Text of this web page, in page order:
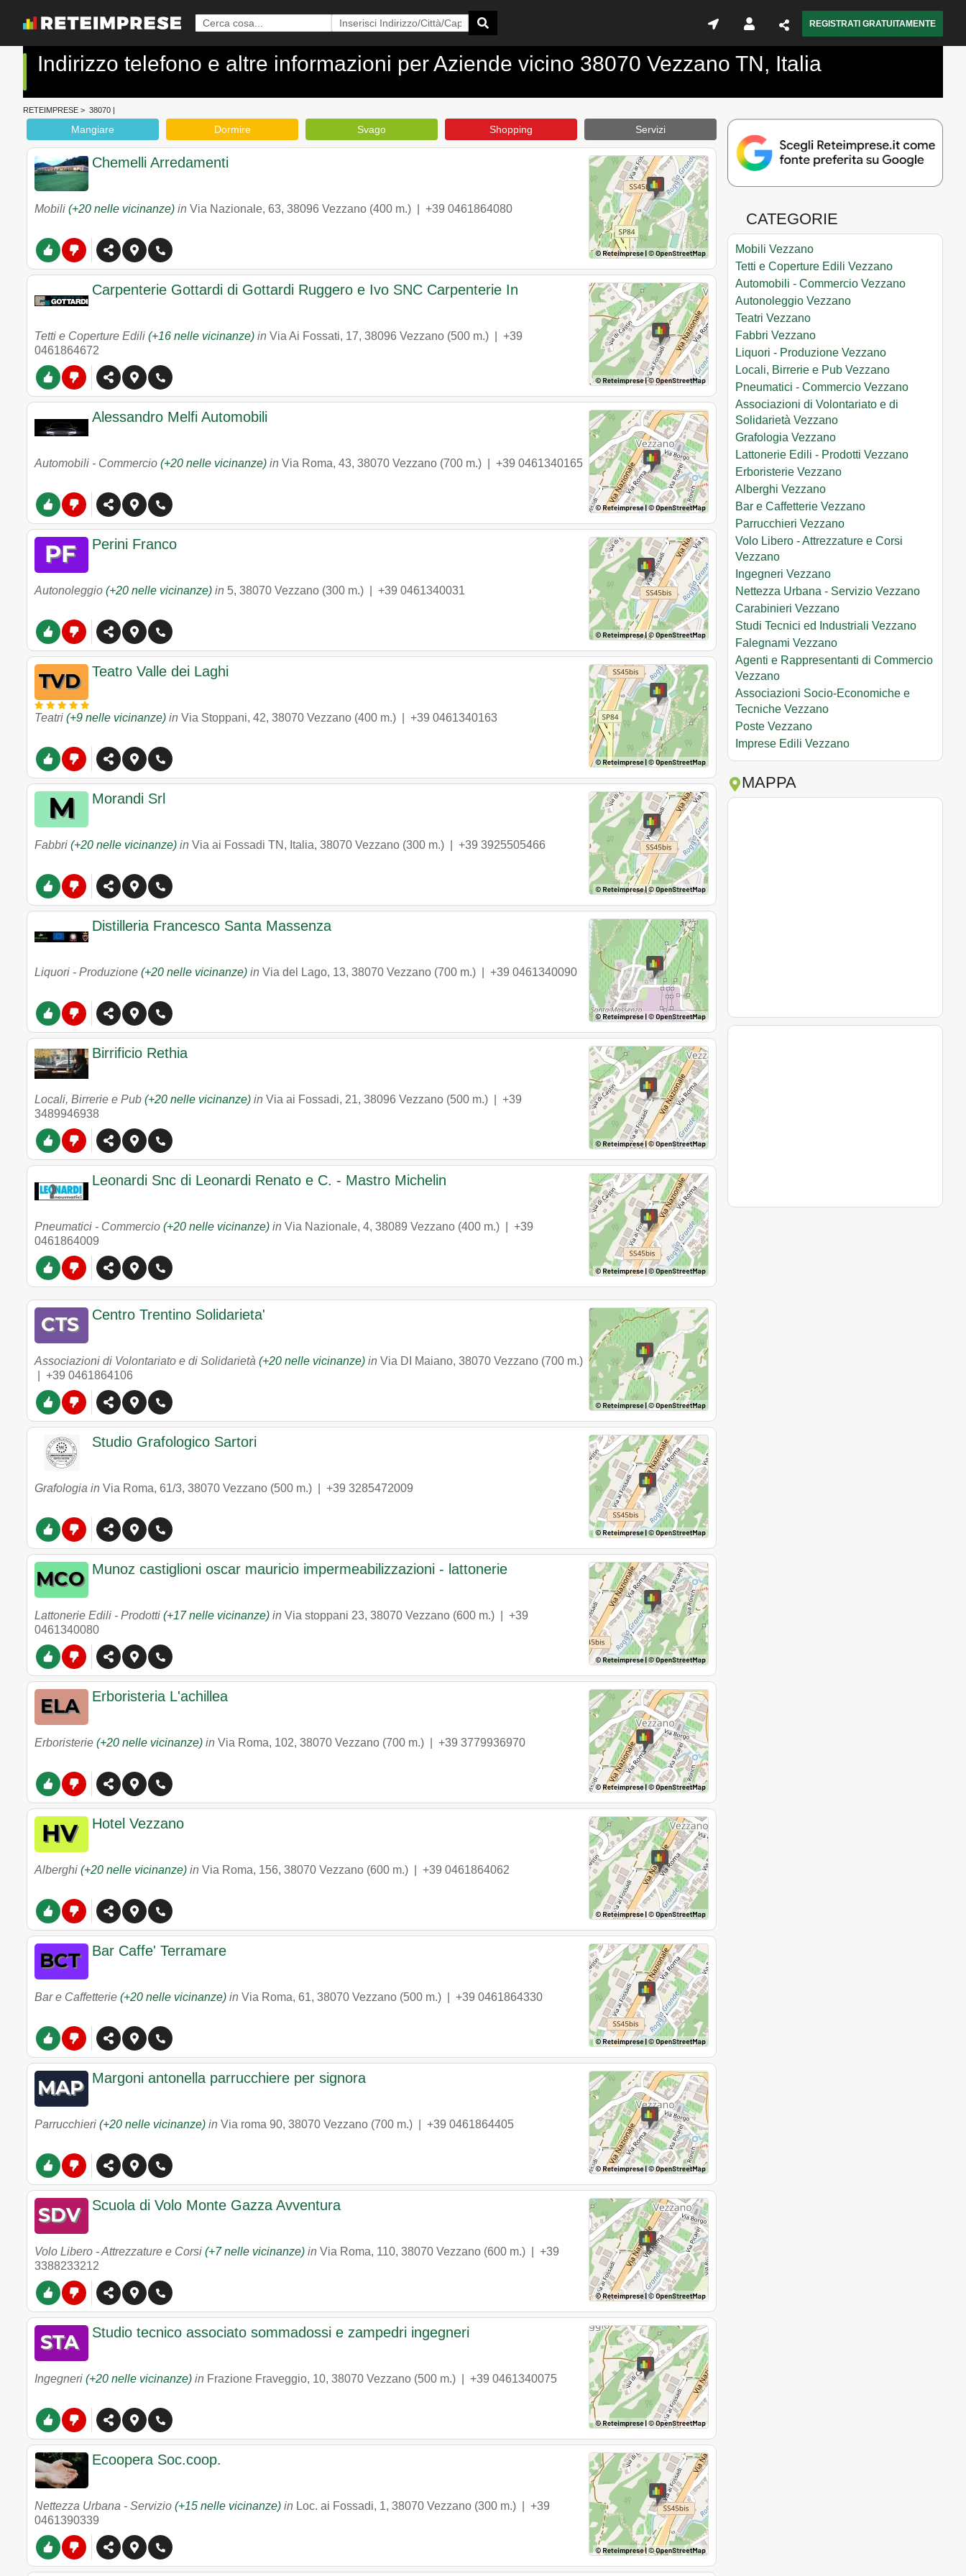
REGISTRATI GRATUITAMENTE
Indirizzo telefono e altre informazioni per Aziende vicino 38070 Vezzano TN, Italia
RETEIMPRESE > 38070 |
Mangiare Dormire Svago Shopping Servizi
Chemelli Arredamenti
Mobili (+20 nelle vicinanze) in Via Nazionale, 63, 38096 Vezzano (400 m.) | +39 0461864080
Carpenterie Gottardi di Gottardi Ruggero e Ivo SNC Carpenterie In
Tetti e Coperture Edili (+16 nelle vicinanze) in Via Ai Fossati, 17, 38096 Vezzano (500 m.) | +39
0461864672
Alessandro Melfi Automobili
Automobili - Commercio (+20 nelle vicinanze) in Via Roma, 43, 38070 Vezzano (700 m.) | +39 0461340165
Perini Franco
Autonoleggio (+20 nelle vicinanze) in 5, 38070 Vezzano (300 m.) | +39 0461340031
Teatro Valle dei Laghi
Teatri (+9 nelle vicinanze) in Via Stoppani, 42, 38070 Vezzano (400 m.) | +39 0461340163
Morandi Srl
Fabbri (+20 nelle vicinanze) in Via ai Fossadi TN, Italia, 38070 Vezzano (300 m.) | +39 3925505466
Distilleria Francesco Santa Massenza
Liquori - Produzione (+20 nelle vicinanze) in Via del Lago, 13, 38070 Vezzano (700 m.) | +39 0461340090
Birrificio Rethia
Locali, Birrerie e Pub (+20 nelle vicinanze) in Via ai Fossadi, 21, 38096 Vezzano (500 m.) | +39
3489946938
Leonardi Snc di Leonardi Renato e C. - Mastro Michelin
Pneumatici - Commercio (+20 nelle vicinanze) in Via Nazionale, 4, 38089 Vezzano (400 m.) | +39
0461864009
Centro Trentino Solidarieta'
Associazioni di Volontariato e di Solidarietà (+20 nelle vicinanze) in Via DI Maiano, 38070 Vezzano (700 m.)
+39 0461864106
Studio Grafologico Sartori
Grafologia in Via Roma, 61/3, 38070 Vezzano (500 m.) | +39 3285472009
Munoz castiglioni oscar mauricio impermeabilizzazioni - lattonerie
Lattonerie Edili - Prodotti (+17 nelle vicinanze) in Via stoppani 23, 38070 Vezzano (600 m.) | +39
0461340080
Erboristeria L'achillea
Erboristerie (+20 nelle vicinanze) in Via Roma, 102, 38070 Vezzano (700 m.) | +39 3779936970
Hotel Vezzano
Alberghi (+20 nelle vicinanze) in Via Roma, 156, 38070 Vezzano (600 m.) | +39 0461864062
Bar Caffe' Terramare
Bar e Caffetterie (+20 nelle vicinanze) in Via Roma, 61, 38070 Vezzano (500 m.) | +39 0461864330
Margoni antonella parrucchiere per signora
Parrucchieri (+20 nelle vicinanze) in Via roma 90, 38070 Vezzano (700 m.) | +39 0461864405
Scuola di Volo Monte Gazza Avventura
Volo Libero - Attrezzature e Corsi (+7 nelle vicinanze) in Via Roma, 110, 38070 Vezzano (600 m.) | +39
3388233212
Studio tecnico associato sommadossi e zampedri ingegneri
Ingegneri (+20 nelle vicinanze) in Frazione Fraveggio, 10, 38070 Vezzano (500 m.) | +39 0461340075
Ecoopera Soc.coop.
Nettezza Urbana - Servizio (+15 nelle vicinanze) in Loc. ai Fossadi, 1, 38070 Vezzano (300 m.) | +39
0461390339
CATEGORIE
Mobili Vezzano
Tetti e Coperture Edili Vezzano
Automobili - Commercio Vezzano
Autonoleggio Vezzano
Teatri Vezzano
Fabbri Vezzano
Liquori - Produzione Vezzano
Locali, Birrerie e Pub Vezzano
Pneumatici - Commercio Vezzano
Associazioni di Volontariato e di
Solidarietà Vezzano
Grafologia Vezzano
Lattonerie Edili - Prodotti Vezzano
Erboristerie Vezzano
Alberghi Vezzano
Bar e Caffetterie Vezzano
Parrucchieri Vezzano
Volo Libero - Attrezzature e Corsi
Vezzano
Ingegneri Vezzano
Nettezza Urbana - Servizio Vezzano
Carabinieri Vezzano
Studi Tecnici ed Industriali Vezzano
Falegnami Vezzano
Agenti e Rappresentanti di Commercio
Vezzano
Associazioni Socio-Economiche e
Tecniche Vezzano
Poste Vezzano
Imprese Edili Vezzano
MAPPA